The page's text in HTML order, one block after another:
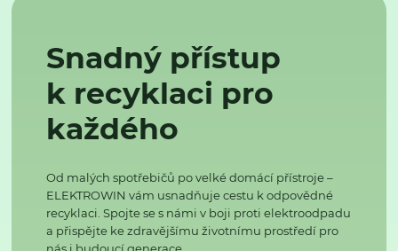
Snadný přístup
k recyklaci pro
každého
Od malých spotřebičů po velké domácí přístroje –
ELEKTROWIN vám usnadňuje cestu k odpovědné
recyklaci. Spojte se s námi v boji proti elektroodpadu
a přispějte ke zdravějšímu životnímu prostředí pro